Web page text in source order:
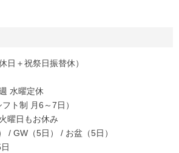
日＋祝祭日振替休）
水曜定休
制 月6～7日）
日もお休み
GW（5日） / お盆（5日）